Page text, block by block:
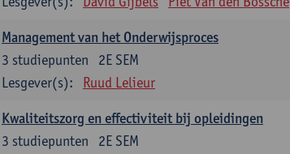
Management van het Onderwijsproces
2E SEM
3 studiepunten
Lesgever(s):
Ruud Lelieur
Kwaliteitszorg en effectiviteit bij opleidingen
2E SEM
3 studiepunten